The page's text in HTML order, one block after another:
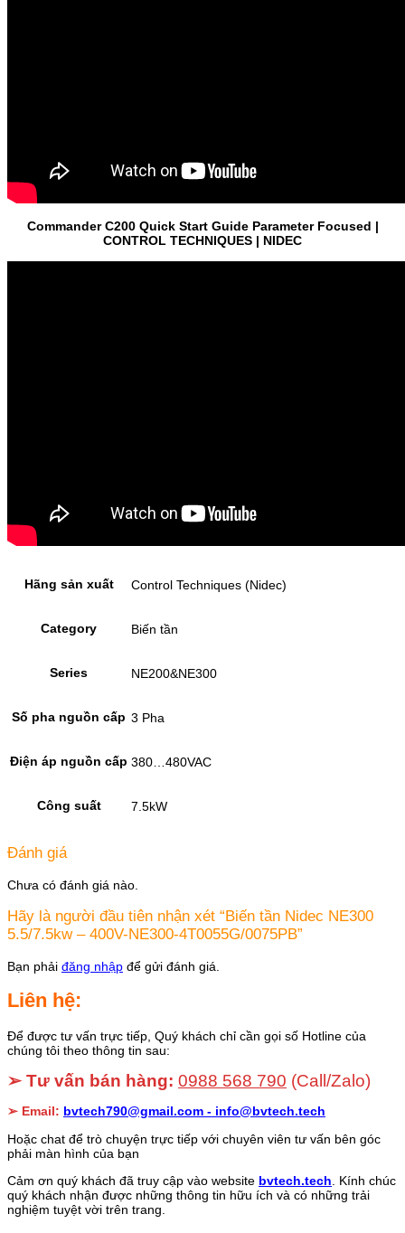
Commander C200 Quick Start Guide Parameter Focused |
CONTROL TECHNIQUES | NIDEC
Hãng sản xuất Control Techniques (Nidec)
Category Biến tần
Series NE200&NE300
Số pha nguồn cấp 3 Pha
Điện áp nguồn cấp 380…480VAC
Công suất 7.5kW
Đánh giá
Chưa có đánh giá nào.
Hãy là người đầu tiên nhận xét “Biến tần Nidec NE300
5.5/7.5kw – 400V-NE300-4T0055G/0075PB”
Bạn phải đăng nhập để gửi đánh giá.
Liên hệ:
Để được tư vấn trực tiếp, Quý khách chỉ cần gọi số Hotline của
chúng tôi theo thông tin sau:
➢ Tư vấn bán hàng: 0988 568 790 (Call/Zalo)
➢ Email: bvtech790@gmail.com - info@bvtech.tech
Hoặc chat để trò chuyện trực tiếp với chuyên viên tư vấn bên góc
phải màn hình của bạn
Cảm ơn quý khách đã truy cập vào website bvtech.tech . Kính chúc
quý khách nhận được những thông tin hữu ích và có những trải
nghiệm tuyệt vời trên trang.